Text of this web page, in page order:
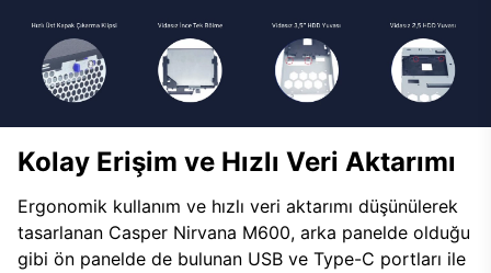
Kolay Erişim ve Hızlı Veri Aktarımı
Ergonomik kullanım ve hızlı veri aktarımı düşünülerek
tasarlanan Casper Nirvana M600, arka panelde olduğu
gibi ön panelde de bulunan USB ve Type-C portları ile